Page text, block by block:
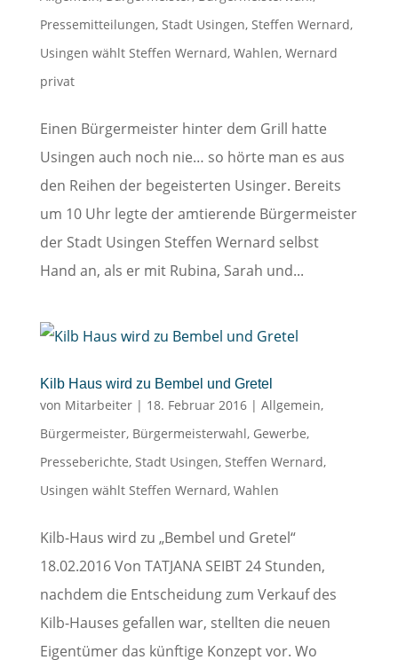
Pressemitteilungen, Stadt Usingen, Steffen Wernard,
Usingen wählt Steffen Wernard, Wahlen, Wernard
privat
Einen Bürgermeister hinter dem Grill hatte
Usingen auch noch nie… so hörte man es aus
den Reihen der begeisterten Usinger. Bereits
um 10 Uhr legte der amtierende Bürgermeister
der Stadt Usingen Steffen Wernard selbst
Hand an, als er mit Rubina, Sarah und...
Kilb Haus wird zu Bembel und Gretel
von Mitarbeiter| 18. Februar 2016| Allgemein,
Bürgermeister, Bürgermeisterwahl, Gewerbe,
Presseberichte, Stadt Usingen, Steffen Wernard,
Usingen wählt Steffen Wernard, Wahlen
Kilb-Haus wird zu „Bembel und Gretel“
18.02.2016 Von TATJANA SEIBT 24 Stunden,
nachdem die Entscheidung zum Verkauf des
Kilb-Hauses gefallen war, stellten die neuen
Eigentümer das künftige Konzept vor. Wo